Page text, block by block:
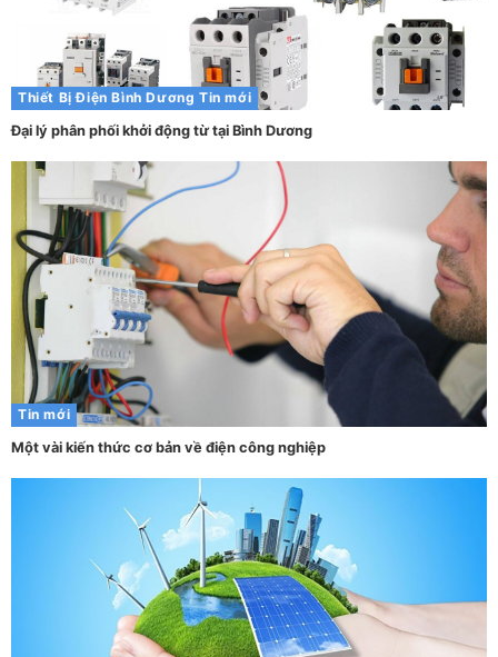
Thiết Bị Điện Bình Dương Tin mới
Đại lý phân phối khởi động từ tại Bình Dương
Tin mới
Một vài kiến thức cơ bản về điện công nghiệp